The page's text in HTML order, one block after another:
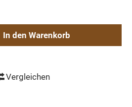
benutze die Schaltflächen um die Anzahl zu
In den Warenkorb
Vergleichen